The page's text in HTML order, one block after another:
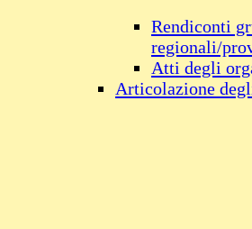
Rendiconti
regionali/
Atti degli
Articolazione